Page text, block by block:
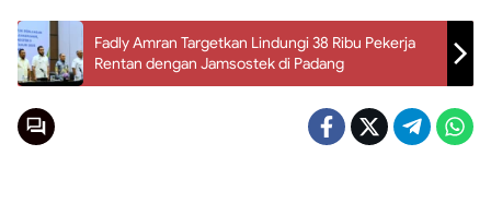
Fadly Amran Targetkan Lindungi 38 Ribu Pekerja
Rentan dengan Jamsostek di Padang